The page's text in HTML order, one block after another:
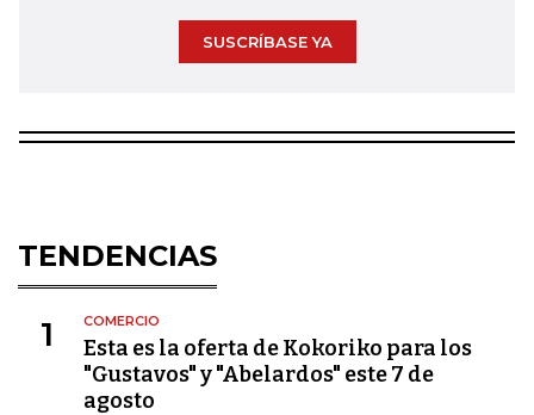
SUSCRÍBASE YA
TENDENCIAS
1 COMERCIO
Esta es la oferta de Kokoriko para los
"Gustavos" y "Abelardos" este 7 de
agosto